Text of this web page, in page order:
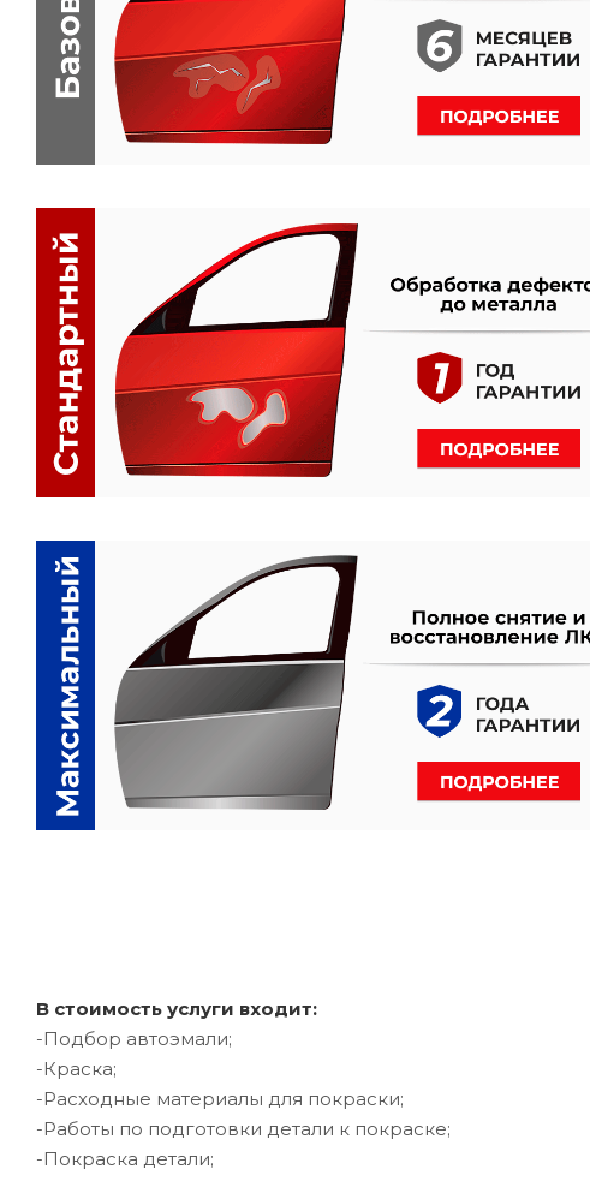
В стоимость услуги входит:
-Подбор автоэмали;
-Краска;
-Расходные материалы для покраски;
-Работы по подготовки детали к покраске;
-Покраска детали;